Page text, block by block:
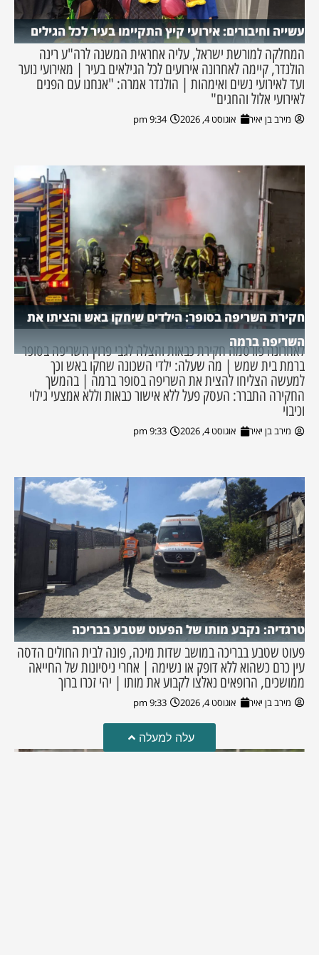
עשייה וחיבורים: אירועי קיץ התקיימו בעיר לכל הגילים
המחלקה למורשת ישראל, עליה אחראית המשנה לרה"ע רינה
הולנדר, קיימה לאחרונה אירועים לכל הגילאים בעיר | מאירועי נוער
ועד לאירועי נשים ואימהות | הולנדר אמרה: "אנחנו עם הפנים
לאירועי אלול והחגים"
מירב בן יאיר אוגוסט 4, 2026 9:34 pm
חקירת השריפה בסופר: הילדים שיחקו באש והציתו את
השריפה ברמה
לאחרונה פורסמה חקירת כבאות והצלה לגבי פרוץ השריפה בסופר
ברמת בית שמש | מה שעלה: ילדי השכונה שחקו באש וכך
למעשה הצליחו להצית את השריפה בסופר ברמה | בהמשך
החקירה התברר: העסק פעל ללא אישור כבאות וללא אמצעי גילוי
וכיבוי
מירב בן יאיר אוגוסט 4, 2026 9:33 pm
טרגדיה: נקבע מותו של הפעוט שטבע בבריכה
פעוט שטבע בבריכה במושב שדות מיכה, פונה לבית החולים הדסה
עין כרם כשהוא ללא דופק או נשימה | אחרי ניסיונות של החייאה
ממושכים, הרופאים נאלצו לקבוע את מותו | יהי זכרו ברוך
מירב בן יאיר אוגוסט 4, 2026 9:33 pm
עלה למעלה